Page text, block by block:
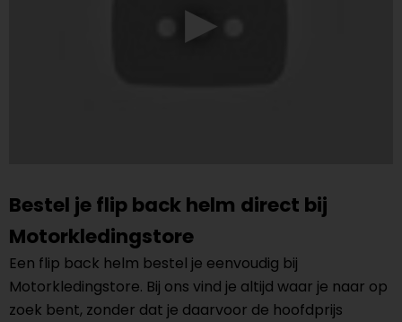
Bestel je flip back helm direct bij
Motorkledingstore
Een flip back helm bestel je eenvoudig bij
Motorkledingstore. Bij ons vind je altijd waar je naar op
zoek bent, zonder dat je daarvoor de hoofdprijs